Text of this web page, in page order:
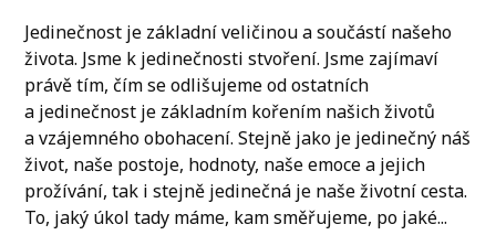
Jedinečnost je základní veličinou a součástí našeho
života. Jsme k jedinečnosti stvoření. Jsme zajímaví
právě tím, čím se odlišujeme od ostatních
a jedinečnost je základním kořením našich životů
a vzájemného obohacení. Stejně jako je jedinečný náš
život, naše postoje, hodnoty, naše emoce a jejich
prožívání, tak i stejně jedinečná je naše životní cesta.
To, jaký úkol tady máme, kam směřujeme, po jaké...